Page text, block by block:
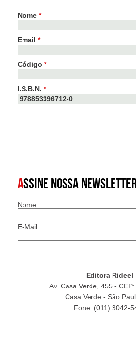
Nome *
Email *
Código *
I.S.B.N. *
ASSINE NOSSA NEWSLETTER
Nome:
E-Mail:
Editora Rideel
Av. Casa Verde, 455 -
Casa Verde - São
Fone: (011) 3042-